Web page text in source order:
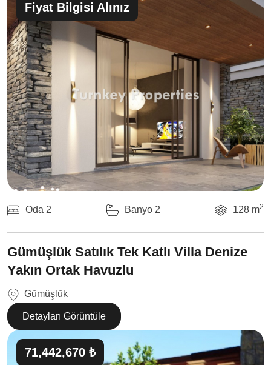
Fiyat Bilgisi Alınız
Oda 2 Banyo 2 128 m2
Gümüşlük Satılık Tek Katlı Villa Denize
Yakın Ortak Havuzlu
Gümüşlük
Detayları Görüntüle
71,442,670 ₺